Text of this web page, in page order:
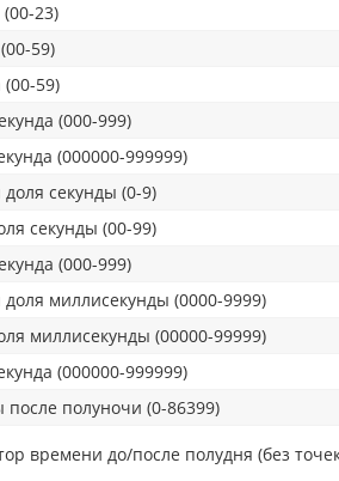
23)
59)
(00-59)
(000-999)
(000000-999999)
доля секунды (0-9)
секунды (00-99)
(000-999)
доля миллисекунды (0000-9999)
миллисекунды (00000-99999)
(000000-999999)
после полуночи (0-86399)
времени до/после полудня (без